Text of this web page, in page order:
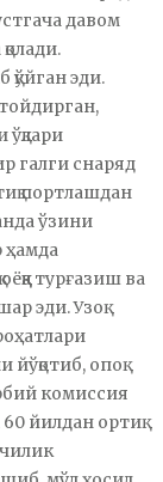
давом
эди.
галги снаряд
портлашдан
ўзини
ҳамда
турғазиш ва
эди. Узоқ
опоқ
комиссия
йилдан ортиқ